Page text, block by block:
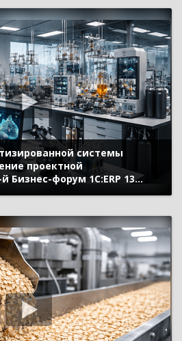
системы
проектной
Бизнес-форум 1С:ERP 13